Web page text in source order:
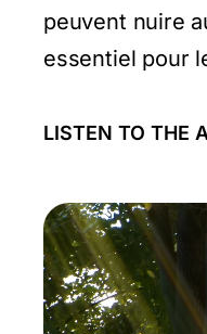
peuvent nuire
essentiel pour
LISTEN TO THE